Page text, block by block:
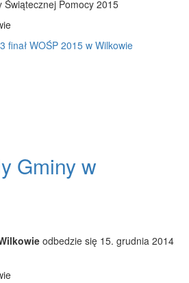
Świątecznej Pomocy 2015
finał WOŚP 2015 w Wilkowie
Gminy w
odbedzie się 15. grudnia 2014